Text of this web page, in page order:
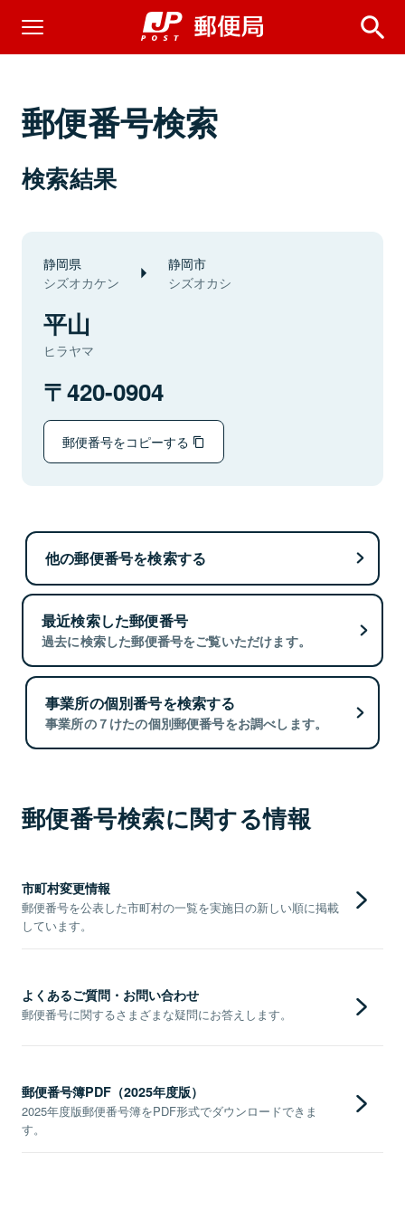
郵便番号検索
検索結果
静岡県
シズオカケン
静岡市
シズオカシ
平山
ヒラヤマ
420-0904
郵便番号をコピーする
他の郵便番号を検索する
最近検索した郵便番号
過去に検索した郵便番号をご覧いただけます。
事業所の個別番号を検索する
事業所の７けたの個別郵便番号をお調べします。
郵便番号検索に関する情報
市町村変更情報
郵便番号を公表した市町村の一覧を実施日の新しい順に掲載
しています。
よくあるご質問・お問い合わせ
郵便番号に関するさまざまな疑問にお答えします。
郵便番号簿PDF（2025年度版）
2025年度版郵便番号簿をPDF形式でダウンロードできま
す。